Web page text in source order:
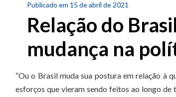
Publicado em 15 de abril de 2021
Relação do
mudança na
“Ou o Brasil muda sua postura em relação à
esforços que vieram sendo feitos ao longo de